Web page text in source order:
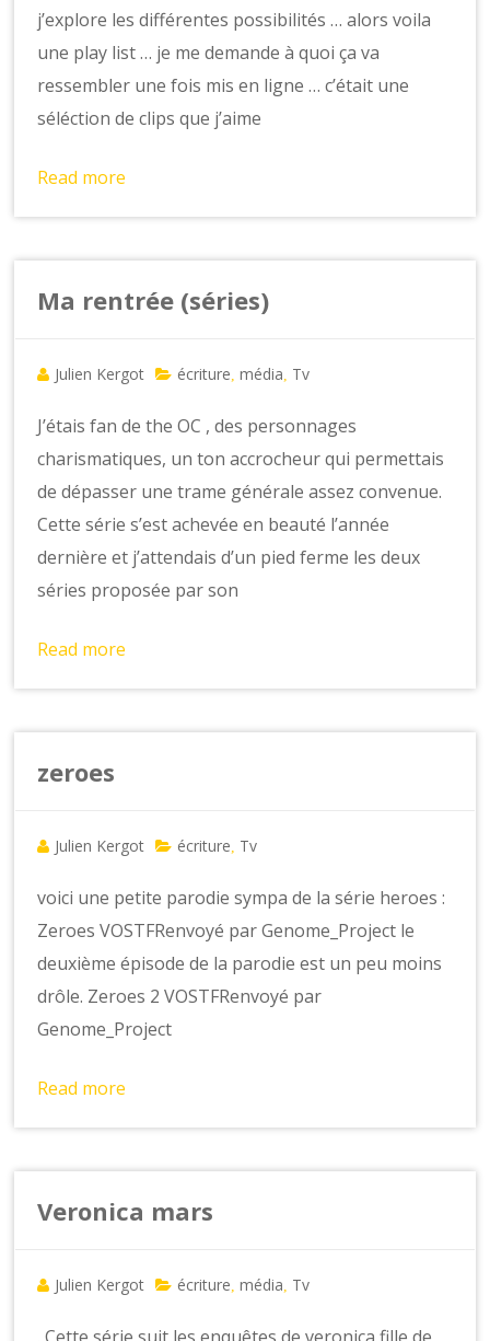
j’explore les différentes possibilités … alors voila
une play list … je me demande à quoi ça va
ressembler une fois mis en ligne … c’était une
séléction de clips que j’aime
Read more
Ma rentrée (séries)
Julien Kergot écriture ,média Tv
J’étais fan de the OC , des personnages
charismatiques, un ton accrocheur qui permettais
de dépasser une trame générale assez convenue.
Cette série s’est achevée en beauté l’année
dernière et j’attendais d’un pied ferme les deux
séries proposée par son
Read more
zeroes
Julien Kergot écriture Tv
voici une petite parodie sympa de la série heroes :
Zeroes VOSTFRenvoyé par Genome_Project le
deuxième épisode de la parodie est un peu moins
drôle. Zeroes 2 VOSTFRenvoyé par
Genome_Project
Read more
Veronica mars
Julien Kergot écriture ,média Tv